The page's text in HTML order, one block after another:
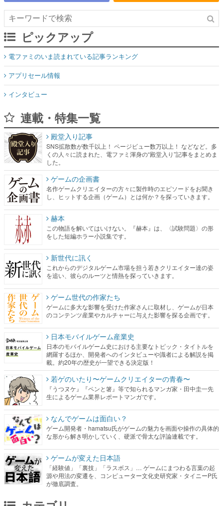
ピックアップ
電ファミのいま読まれている記事ランキング
アプリセール情報
インタビュー
連載・特集一覧
殿堂入り記事
SNS拡散数が数千以上！ ページビュー数万以上！ などなど。多
くの人々に読まれた、電ファミ渾身の“殿堂入り”記事をまとめま
した。
ゲームの企画書
名作ゲームクリエイターの方々に製作時のエピソードをお聞き
し、ヒットする企画（ゲーム）とは何か？を探っていきます。
赫本
この物語を解いてはいけない。『赫本』は、〈試験問題〉の形
をした短編ホラー小説集です。
新世代に訊く
これからのデジタルゲーム市場を担う若きクリエイター達の姿
を追い、彼らのルーツと情熱を探っていきます。
ゲーム世代の作家たち
ゲームに多大な影響を受けた作家さんに取材し、ゲームが日本
のコンテンツ産業やカルチャーに与えた影響を探る企画です。
日本モバイルゲーム産業史
日本のモバイルゲーム史における主要なトピック・タイトルを
網羅するほか、開発者へのインタビューや識者による解説を掲
載。約20年の歴史が一望できる決定版！
若ゲのいたり〜ゲームクリエイターの青春〜
『うつヌケ』『ペンと箸』等で知られるマンガ家・田中圭一先
生によるゲーム業界レポートマンガです。
なんでゲームは面白い？
ゲーム開発者・hamatsu氏がゲームの魅力を画面や操作の具体的
な形から解き明かしていく、硬派で骨太な評論連載です。
ゲームが変えた日本語
「経験値」「裏技」「ラスボス」… ゲームにまつわる言葉の起
源や用法の変遷を、コンピューター文化史研究家・タイニーP氏
が徹底調査。